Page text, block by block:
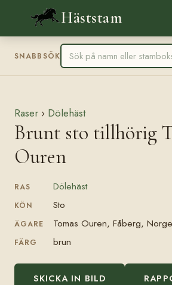
Häststam
SNABBSÖK
Raser › Dölehäst
Brunt sto tillhörig
Ouren
RAS Dölehäst
KÖN Sto
ÄGARE Tomas Ouren, Fåberg, Norge
FÄRG brun
SKICKA IN BILD